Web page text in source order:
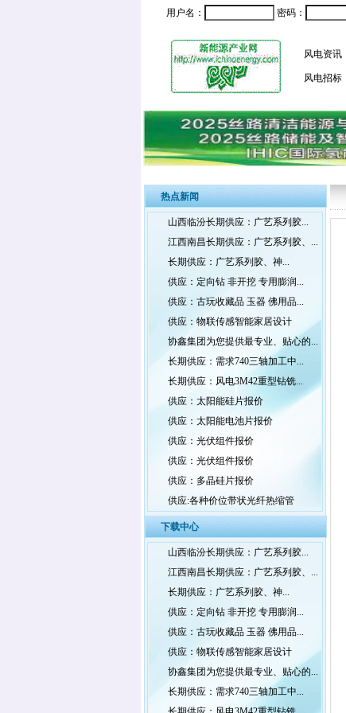
用户名： 密码：
风电资讯
风电招标
热点新闻
山西临汾长期供应：广艺系列胶...
江西南昌长期供应：广艺系列胶、...
长期供应：广艺系列胶、神...
供应：定向钻 非开挖 专用膨润...
供应：古玩收藏品 玉器 佛用品...
供应：物联传感智能家居设计
协鑫集团为您提供最专业、贴心的...
长期供应：需求740三轴加工中...
长期供应：风电3M42重型钻铣...
供应：太阳能硅片报价
供应：太阳能电池片报价
供应：光伏组件报价
供应：光伏组件报价
供应：多晶硅片报价
供应:各种价位带状光纤热缩管
下载中心
山西临汾长期供应：广艺系列胶...
江西南昌长期供应：广艺系列胶、...
长期供应：广艺系列胶、神...
供应：定向钻 非开挖 专用膨润...
供应：古玩收藏品 玉器 佛用品...
供应：物联传感智能家居设计
协鑫集团为您提供最专业、贴心的...
长期供应：需求740三轴加工中...